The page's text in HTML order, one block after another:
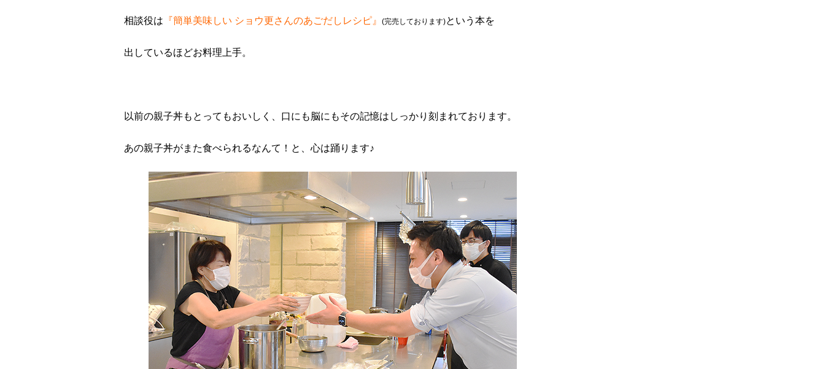
相談役は 『簡単美味しい ショウ更さんのあごだしレシピ』 (完売しております)という本を
出しているほどお料理上手。
以前の親子丼もとってもおいしく、口にも脳にもその記憶はしっかり刻まれております。
あの親子丼がまた食べられるなんて！と、心は踊ります♪